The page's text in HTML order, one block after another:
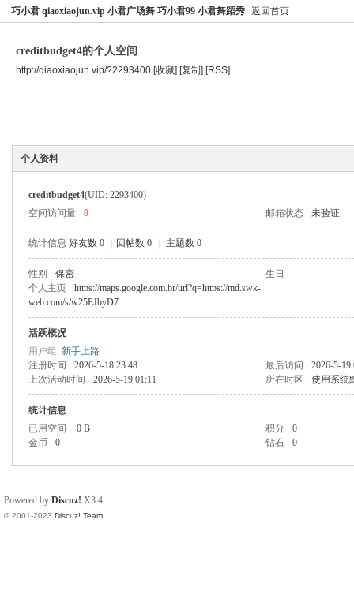
巧小君 qiaoxiaojun.vip 小君广场舞 巧小君99 小君舞蹈秀 返回首页
creditbudget4的个人空间
http://qiaoxiaojun.vip/?2293400 [收藏] [复制] [RSS]
个人资料
creditbudget4(UID: 2293400)
空间访问量
0 邮箱状态 未验证
统计信息 好友数 0 回帖数 0 主题数 0
性别 保密 生日
-
个人主页
https://maps.google.com.br/url?q=https://md.swk-
web.com/s/w25EJbyD7
活跃概况
用户组 新手上路
注册时间
2026-5-18 23:48 最后访问
2026-5-19
上次活动时间
2026-5-19 01:11 所在时区 使用系统
统计信息
已用空间
0 B 积分
0
金币
0 钻石 0
Powered by Discuz! X3.4
© 2001-2023 Discuz! Team